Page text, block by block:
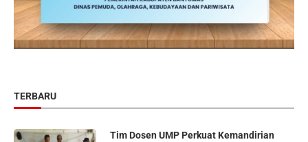
TERBARU
Tim Dosen UMP Perkuat Kemandirian